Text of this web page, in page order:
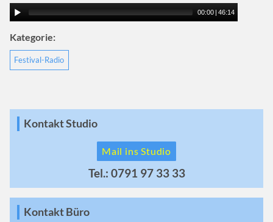
00:00 46:14
Kategorie:
Festival-Radio
Kontakt Studio
Mail ins Studio
Tel.: 0791 97 33 33
Kontakt Büro